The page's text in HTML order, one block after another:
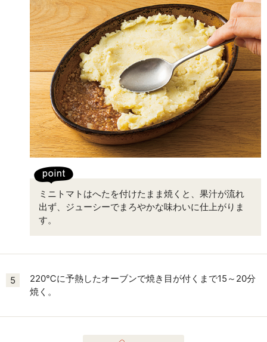
ミニトマトはへたを付けたまま焼くと、果汁が流れ
出ず、ジューシーでまろやかな味わいに仕上がりま
す。
5
220℃に予熱したオーブンで焼き目が付くまで15～20分
焼く。